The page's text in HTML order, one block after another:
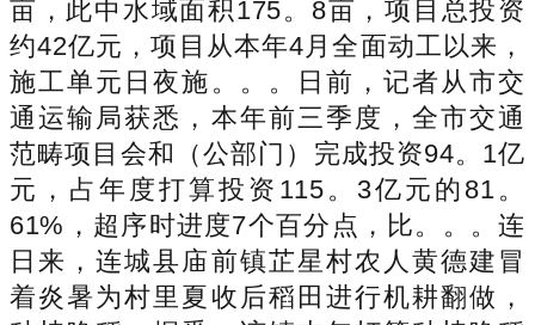
亩，此中水域面积175。8亩，项目总投资
约42亿元，项目从本年4月全面动工以来，
施工单元日夜施。。。日前，记者从市交
通运输局获悉，本年前三季度，全市交通
范畴项目会和（公部门）完成投资94。1亿
元，占年度打算投资115。3亿元的81。
61%，超序时进度7个百分点，比。。。连
日来，连城县庙前镇芷星村农人黄德建冒
着炎暑为村里夏收后稻田进行机耕翻做，